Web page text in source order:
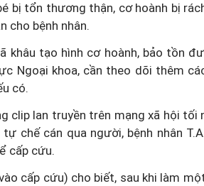
bị tổn thương thận, cơ hoành bị
cho bệnh nhân.
khâu tạo hình cơ hoành, bảo tồn
Ngoại khoa, cần theo dõi thêm
có.
clip lan truyền trên mạng xã hội
chế cán qua người, bệnh nhân
cấp cứu.
cấp cứu) cho biết, sau khi làm